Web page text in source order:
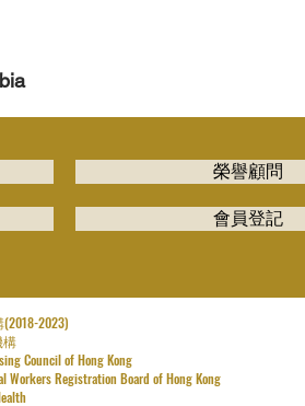
榮譽顧問
會員登記
2023)
構
Council of Hong Kong
Registration Board of Hong Kong